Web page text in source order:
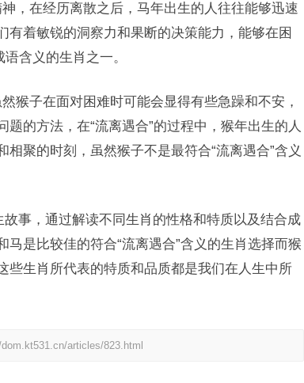
，在经历离散之后，马年出生的人往往能够迅速
着敏锐的洞察力和果断的决策能力，能够在困
含义的生肖之一。
猴子在面对困难时可能会显得有些急躁和不安，
的方法，在“流离遇合”的过程中，猴年出生的人
聚的时刻，虽然猴子不是最符合“流离遇合”含义
事，通过解读不同生肖的性格和特质以及结合成
是比较佳的符合“流离遇合”含义的生肖选择而猴
些生肖所代表的特质和品质都是我们在人生中所
articles/823.html